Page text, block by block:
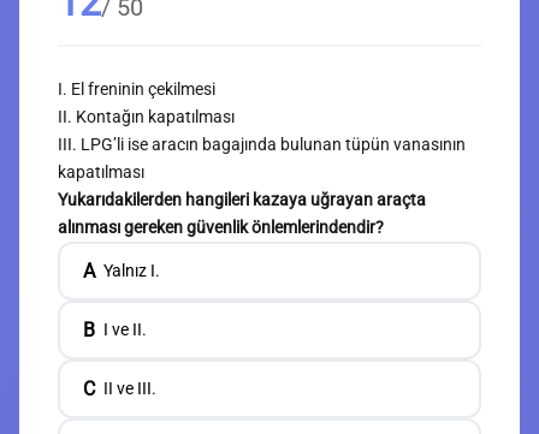
/ 50
I. El freninin çekilmesi
II. Kontağın kapatılması
III. LPG’li ise aracın bagajında bulunan tüpün vanasının
kapatılması
Yukarıdakilerden hangileri kazaya uğrayan araçta
alınması gereken güvenlik önlemlerindendir?
A Yalnız I.
B I ve II.
C II ve III.